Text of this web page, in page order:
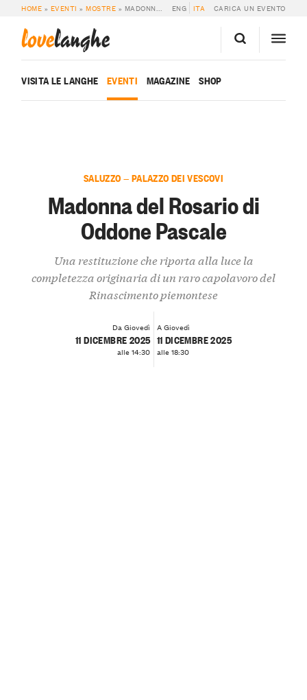
HOME » EVENTI »MOSTRE » MADONNA DEL ROSARIO DI ODDONE PASCALE ENG ITA CARICA UN EVENTO
lovelanghe
VISITA LE LANGHE EVENTI MAGAZINE SHOP
SALUZZO — PALAZZO DEI VESCOVI
Madonna del Rosario di
Oddone Pascale
Una restituzione che riporta alla luce la
completezza originaria di un raro capolavoro del
Rinascimento piemontese
Da Giovedì
11 DICEMBRE 2025
alle 14:30
A Giovedì
11 DICEMBRE 2025
alle 18:30